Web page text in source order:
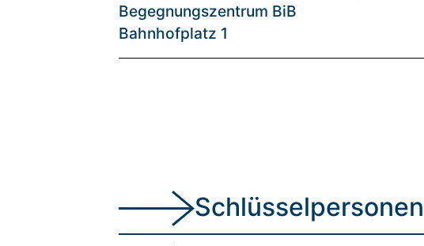
Begegnungszentrum BiB
Bahnhofplatz 1
Schlüsselpersonen